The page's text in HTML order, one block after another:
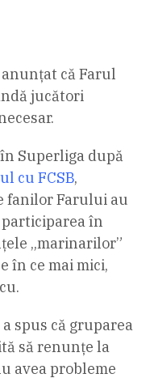
că Farul
jucători
Superliga după
cu FCSB,
fanilor Farului au
în
„marinarilor”
în ce mai mici,
spus că gruparea
să renunțe la
avea probleme